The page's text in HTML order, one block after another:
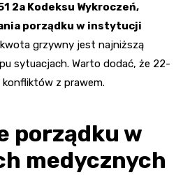
2a Kodeksu Wykroczeń,
porządku w instytucji
grzywny jest najniższą
sytuacjach. Warto dodać, że 22-
konfliktów z prawem.
porządku w
medycznych